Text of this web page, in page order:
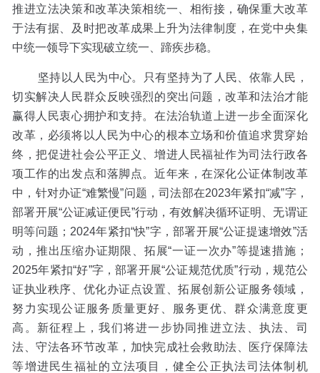
推进立法决策和改革决策相统一、相衔接，确保重大改革
于法有据、及时把改革成果上升为法律制度，在党中央集
中统一领导下实现破立统一、蹄疾步稳。
坚持以人民为中心。只有坚持为了人民、依靠人民，
切实解决人民群众反映强烈的突出问题，改革和法治才能
赢得人民衷心拥护和支持。在法治轨道上进一步全面深化
改革，必须将以人民为中心的根本立场和价值追求贯穿始
终，把促进社会公平正义、增进人民福祉作为司法行政各
项工作的出发点和落脚点。近年来，在深化公证体制改革
中，针对办证“难繁慢”问题，司法部在2023年紧扣“减”字，
部署开展“公证减证便民”行动，有效解决循环证明、无谓证
明等问题；2024年紧扣“快”字，部署开展“公证提速增效”活
动，推出压缩办证期限、拓展“一证一次办”等提速措施；
2025年紧扣“好”字，部署开展“公证规范优质”行动，规范公
证执业秩序、优化办证点设置、拓展创新公证服务领域，
努力实现公证服务质量更好、服务更优、群众满意度更
高。新征程上，我们将进一步协同推进立法、执法、司
法、守法各环节改革，加快完成社会救助法、医疗保障法
等增进民生福祉的立法项目，健全公正执法司法体制机